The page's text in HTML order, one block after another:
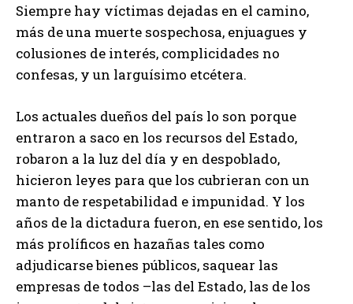
Siempre hay víctimas dejadas en el camino,
más de una muerte sospechosa, enjuagues y
colusiones de interés, complicidades no
confesas, y un larguísimo etcétera.
Los actuales dueños del país lo son porque
entraron a saco en los recursos del Estado,
robaron a la luz del día y en despoblado,
hicieron leyes para que los cubrieran con un
manto de respetabilidad e impunidad. Y los
años de la dictadura fueron, en ese sentido, los
más prolíficos en hazañas tales como
adjudicarse bienes públicos, saquear las
empresas de todos –las del Estado, las de los